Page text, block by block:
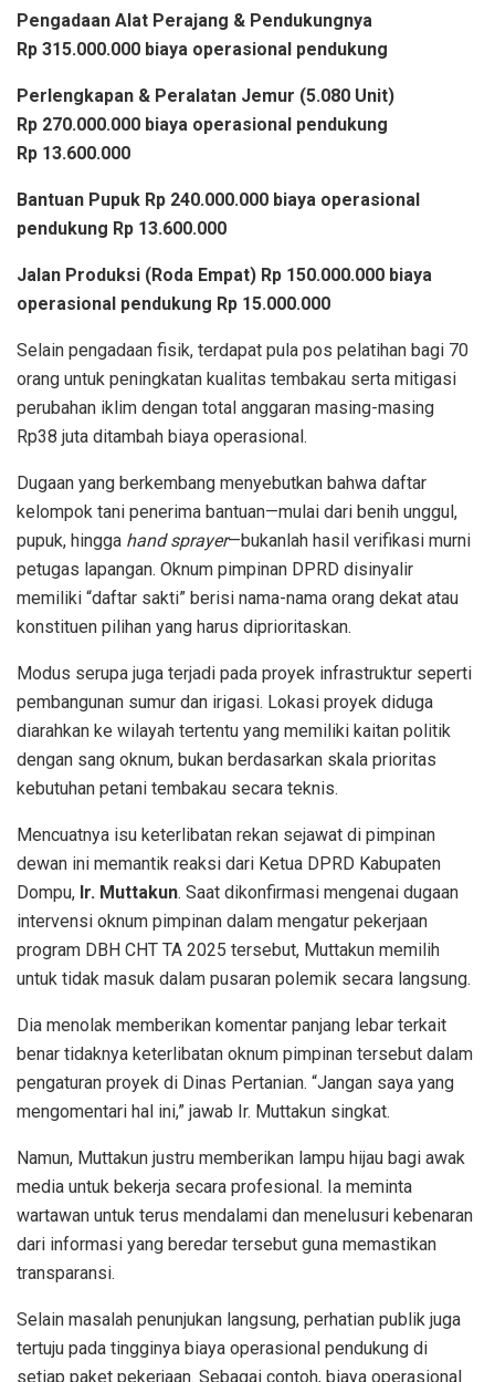
Pengadaan Alat Perajang & Pendukungnya
Rp 315.000.000 biaya operasional pendukung
Perlengkapan & Peralatan Jemur (5.080 Unit)
Rp 270.000.000 biaya operasional pendukung
Rp 13.600.000
Bantuan Pupuk Rp 240.000.000 biaya operasional
pendukung Rp 13.600.000
Jalan Produksi (Roda Empat) Rp 150.000.000 biaya
operasional pendukung Rp 15.000.000
Selain pengadaan fisik, terdapat pula pos pelatihan bagi 70
orang untuk peningkatan kualitas tembakau serta mitigasi
perubahan iklim dengan total anggaran masing-masing
Rp38 juta ditambah biaya operasional.
Dugaan yang berkembang menyebutkan bahwa daftar
kelompok tani penerima bantuan—mulai dari benih unggul,
pupuk, hingga hand sprayer—bukanlah hasil verifikasi murni
petugas lapangan. Oknum pimpinan DPRD disinyalir
memiliki “daftar sakti” berisi nama-nama orang dekat atau
konstituen pilihan yang harus diprioritaskan.
Modus serupa juga terjadi pada proyek infrastruktur seperti
pembangunan sumur dan irigasi. Lokasi proyek diduga
diarahkan ke wilayah tertentu yang memiliki kaitan politik
dengan sang oknum, bukan berdasarkan skala prioritas
kebutuhan petani tembakau secara teknis.
Mencuatnya isu keterlibatan rekan sejawat di pimpinan
dewan ini memantik reaksi dari Ketua DPRD Kabupaten
Dompu, Ir. Muttakun. Saat dikonfirmasi mengenai dugaan
intervensi oknum pimpinan dalam mengatur pekerjaan
program DBH CHT TA 2025 tersebut, Muttakun memilih
untuk tidak masuk dalam pusaran polemik secara langsung.
Dia menolak memberikan komentar panjang lebar terkait
benar tidaknya keterlibatan oknum pimpinan tersebut dalam
pengaturan proyek di Dinas Pertanian. “Jangan saya yang
mengomentari hal ini,” jawab Ir. Muttakun singkat.
Namun, Muttakun justru memberikan lampu hijau bagi awak
media untuk bekerja secara profesional. Ia meminta
wartawan untuk terus mendalami dan menelusuri kebenaran
dari informasi yang beredar tersebut guna memastikan
transparansi.
Selain masalah penunjukan langsung, perhatian publik juga
tertuju pada tingginya biaya operasional pendukung di
setiap paket pekerjaan. Sebagai contoh, biaya operasional